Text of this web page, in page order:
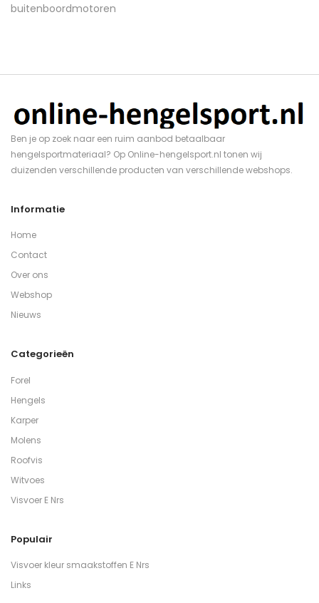
Ben je op zoek naar een ruim aanbod betaalbaar
hengelsportmateriaal? Op Online-hengelsport.nl tonen wij
duizenden verschillende producten van verschillende webshops.
Informatie
Home
Contact
Over ons
Webshop
Nieuws
Categorieën
Forel
Hengels
Karper
Molens
Roofvis
Witvoes
Visvoer E Nrs
Populair
Visvoer kleur smaakstoffen E Nrs
Links